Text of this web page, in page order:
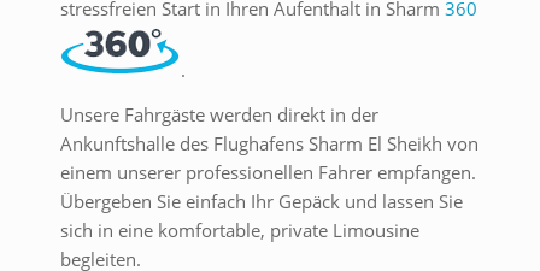
stressfreien Start in Ihren Aufenthalt in Sharm 360
.
Unsere Fahrgäste werden direkt in der
Ankunftshalle des Flughafens Sharm El Sheikh von
einem unserer professionellen Fahrer empfangen.
Übergeben Sie einfach Ihr Gepäck und lassen Sie
sich in eine komfortable, private Limousine
begleiten.